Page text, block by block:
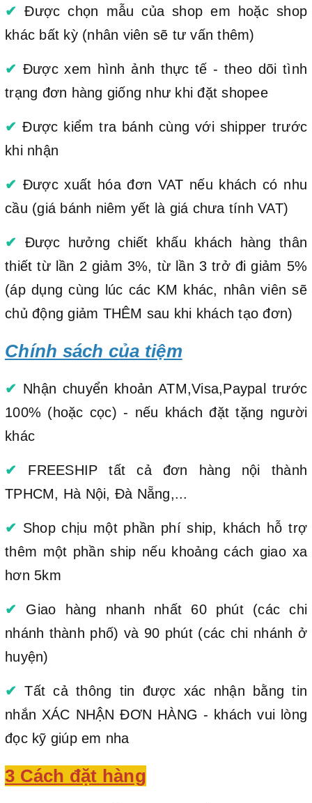
✔ Được chọn mẫu của shop em hoặc shop
khác bất kỳ (nhân viên sẽ tư vấn thêm)
✔ Được xem hình ảnh thực tế - theo dõi tình
trạng đơn hàng giống như khi đặt shopee
✔ Được kiểm tra bánh cùng với shipper trước
khi nhận
✔ Được xuất hóa đơn VAT nếu khách có nhu
cầu (giá bánh niêm yết là giá chưa tính VAT)
✔ Được hưởng chiết khấu khách hàng thân
thiết từ lần 2 giảm 3%, từ lần 3 trở đi giảm 5%
(áp dụng cùng lúc các KM khác, nhân viên sẽ
chủ động giảm THÊM sau khi khách tạo đơn)
Chính sách của tiệm
✔ Nhận chuyển khoản ATM,Visa,Paypal trước
100% (hoặc cọc) - nếu khách đặt tặng người
khác
✔ FREESHIP tất cả đơn hàng nội thành
TPHCM, Hà Nội, Đà Nẵng,...
✔ Shop chịu một phần phí ship, khách hỗ trợ
thêm một phần ship nếu khoảng cách giao xa
hơn 5km
✔ Giao hàng nhanh nhất 60 phút (các chi
nhánh thành phố) và 90 phút (các chi nhánh ở
huyện)
✔ Tất cả thông tin được xác nhận bằng tin
nhắn XÁC NHẬN ĐƠN HÀNG - khách vui lòng
đọc kỹ giúp em nha
3 Cách đặt hàng